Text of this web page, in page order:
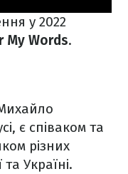
у 2022
My Words.
є співаком та
різних
Україні.